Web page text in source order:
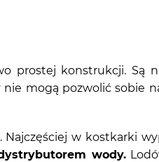
konstrukcji. Są
mogą pozwolić sobie
w kostkarki
wody.